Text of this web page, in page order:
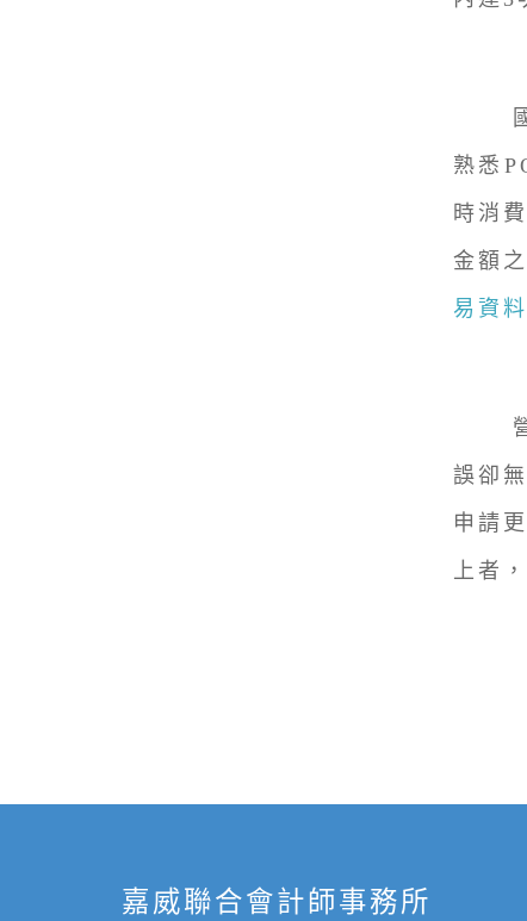
國稅
熟悉
時消
金額
易資
營業
誤卻
申請
上者
嘉威聯合會計師事務所